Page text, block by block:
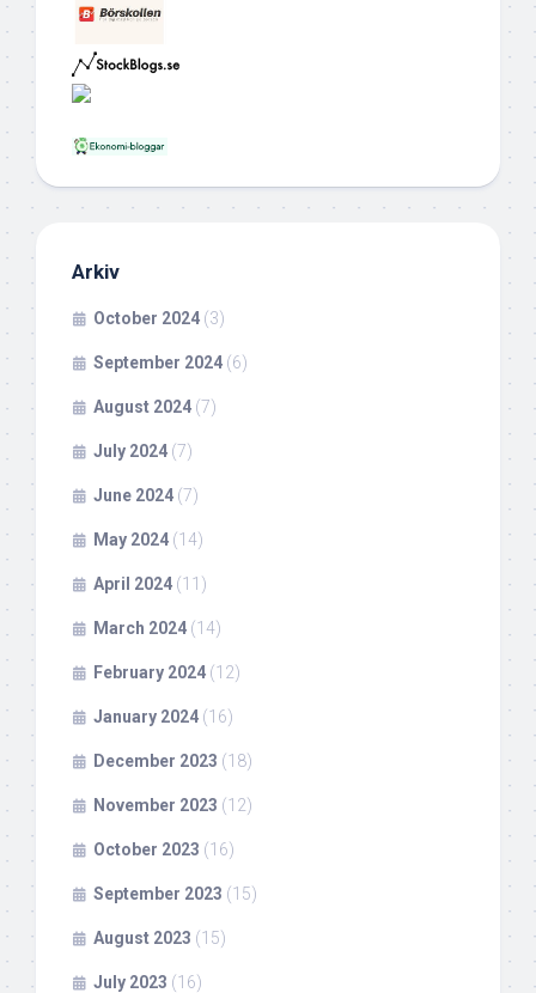
Arkiv
October 2024 (3)
September 2024 (6)
August 2024 (7)
July 2024 (7)
June 2024 (7)
May 2024 (14)
April 2024 (11)
March 2024 (14)
February 2024 (12)
January 2024 (16)
December 2023 (18)
November 2023 (12)
October 2023 (16)
September 2023 (15)
August 2023 (15)
July 2023 (16)